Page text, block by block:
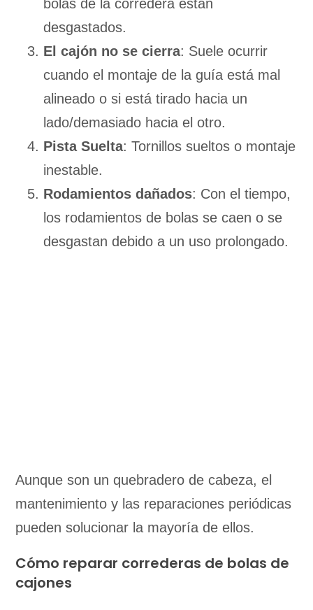
bolas de la corredera están
desgastados.
El cajón no se cierra: Suele ocurrir
cuando el montaje de la guía está mal
alineado o si está tirado hacia un
lado/demasiado hacia el otro.
Pista Suelta: Tornillos sueltos o montaje
inestable.
Rodamientos dañados: Con el tiempo,
los rodamientos de bolas se caen o se
desgastan debido a un uso prolongado.
Aunque son un quebradero de cabeza, el
mantenimiento y las reparaciones periódicas
pueden solucionar la mayoría de ellos.
Cómo reparar correderas de bolas de
cajones